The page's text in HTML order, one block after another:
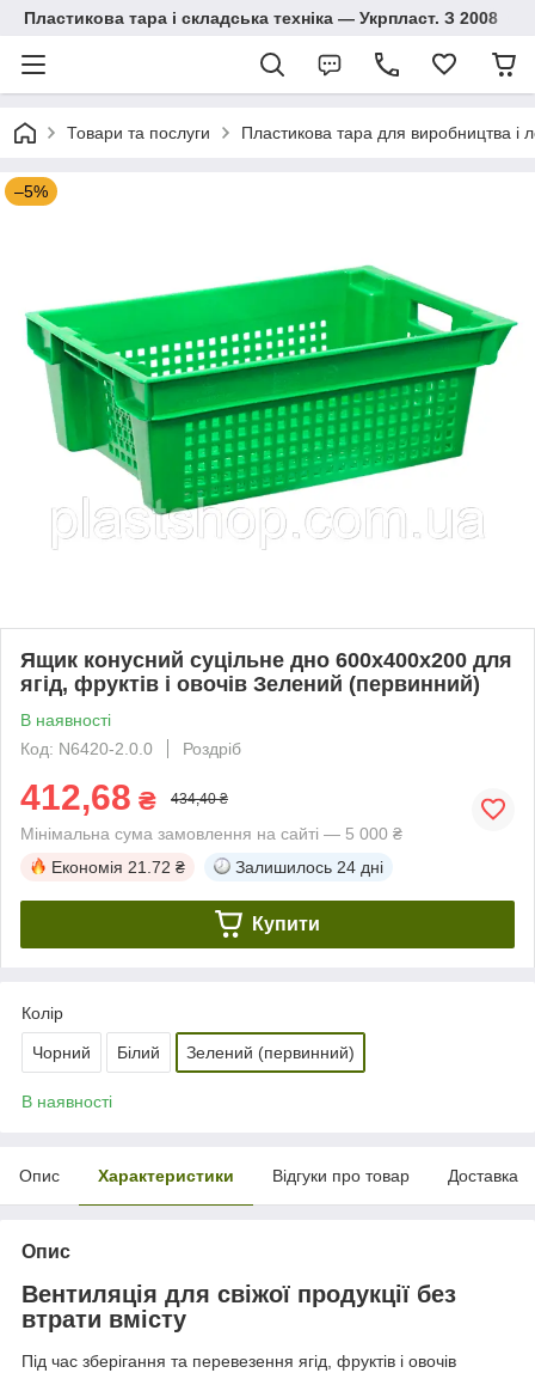
Пластикова тара і складська техніка — Укрпласт. З 2008
Товари та послуги Пластикова тара для виробництва і
–5%
Ящик конусний суцільне дно 600х400х200 для
ягід, фруктів і овочів Зелений (первинний)
В наявності
Код: N6420-2.0.0
Роздріб
412,68 ₴ 434,40 ₴
Мінімальна сума замовлення на сайті — 5 000 ₴
Економія 21.72 ₴ Залишилось 24 дні
Купити
Колір
Чорний Білий Зелений (первинний)
В наявності
Опис Характеристики Відгуки про товар Доставка
Опис
Вентиляція для свіжої продукції без
втрати вмісту
Під час зберігання та перевезення ягід, фруктів і овочів